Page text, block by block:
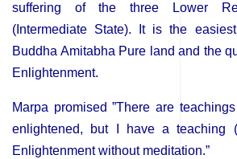
suffering of the three Lower
(Intermediate State). It is the
Buddha Amitabha Pure land and the
Enlightenment.
Marpa promised ”There are
enlightened, but I have a teaching
Enlightenment without meditation.”